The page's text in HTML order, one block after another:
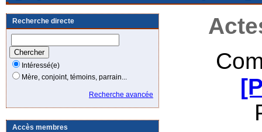
Recherche directe
Intéressé(e)
Mère, conjoint, témoins, parrain...
Recherche avancée
Accès membres